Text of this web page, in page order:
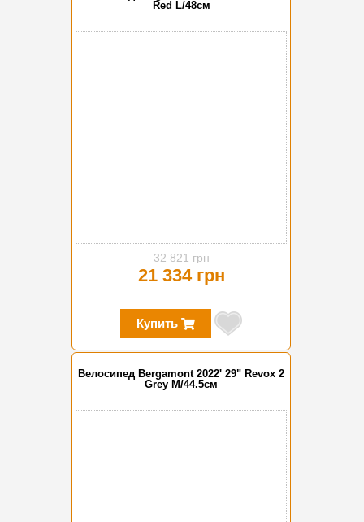
Red L/48см
32 821 грн
21 334 грн
Купить
Велосипед Bergamont 2022' 29" Revox 2
Grey M/44.5см